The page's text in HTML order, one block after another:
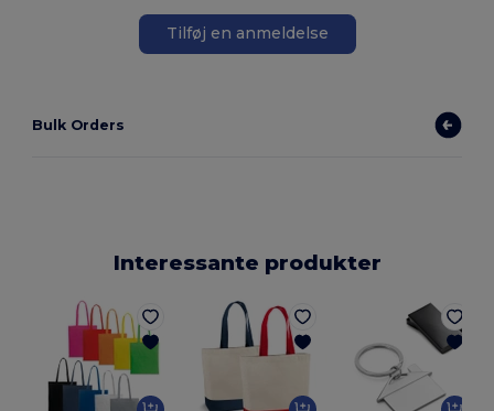
Tilføj en anmeldelse
Bulk Orders
Interessante produkter